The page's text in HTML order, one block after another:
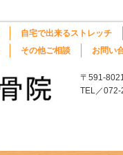
自宅で出来るストレッチ
その他ご相談 お問い
〒591-
TEL／